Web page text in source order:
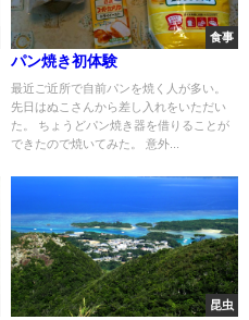
食事
パン焼き初体験
最近ご近所で自前パンを焼く人が多い。
先日はぬこさんから差し入れをいただい
た。 ちょうどパン焼き器を借りることが
できたので焼いてみた。 意外...
昆虫